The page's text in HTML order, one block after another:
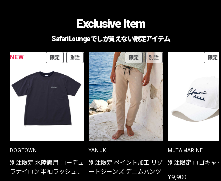
Exclusive Item
Safari Loungeでしか買えない限定アイテム
NEW 限定 別注
DOGTOWN
別注限定 水陸両用 コーデュ
ラナイロン 半袖ラッシュガ
限定 別注
YANUK
別注限定 ペイント加工 リゾ
ートジーンズ デニムパンツ
限定
MUTA MARINE
別注限定 ロゴキャ
¥9,900